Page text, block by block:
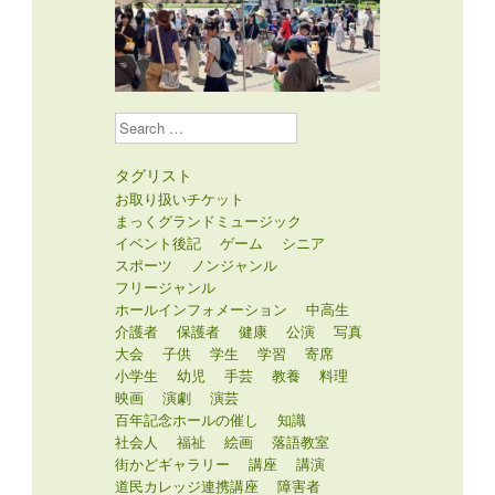
Search
タグリスト
お取り扱いチケット
まっくグランドミュージック
イベント後記
ゲーム
シニア
スポーツ
ノンジャンル
フリージャンル
ホールインフォメーション
中高生
介護者
保護者 健康 公演
写真
大会
子供 学生 学習
寄席
小学生
幼児 手芸 教養
料理
映画
演劇
演芸
百年記念ホールの催し
知識
社会人
福祉 絵画
落語教室
街かどギャラリー
講座
講演
道民カレッジ連携講座
障害者